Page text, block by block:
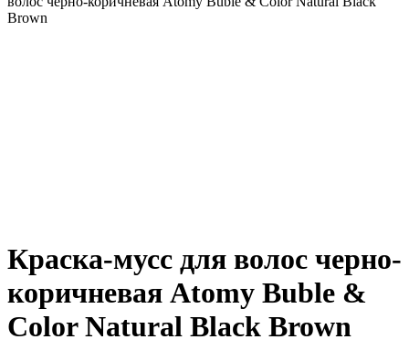
Brown
Краска-мусс для волос черно-
коричневая Atomy Buble &
Color Natural Black Brown